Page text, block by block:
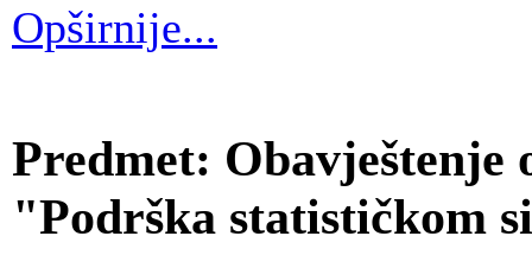
Opširnije...
Predmet:
"Podrška statističkom